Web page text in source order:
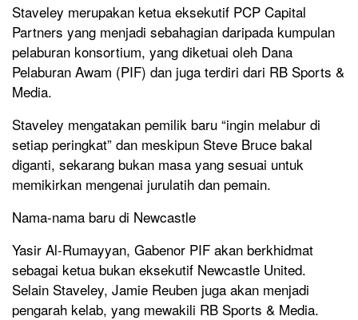
Staveley merupakan ketua eksekutif PCP Capital
Partners yang menjadi sebahagian daripada kumpulan
pelaburan konsortium, yang diketuai oleh Dana
Pelaburan Awam (PIF) dan juga terdiri dari RB Sports &
Media.
Staveley mengatakan pemilik baru “ingin melabur di
setiap peringkat” dan meskipun Steve Bruce bakal
diganti, sekarang bukan masa yang sesuai untuk
memikirkan mengenai jurulatih dan pemain.
Nama-nama baru di Newcastle
Yasir Al-Rumayyan, Gabenor PIF akan berkhidmat
sebagai ketua bukan eksekutif Newcastle United.
Selain Staveley, Jamie Reuben juga akan menjadi
pengarah kelab, yang mewakili RB Sports & Media.